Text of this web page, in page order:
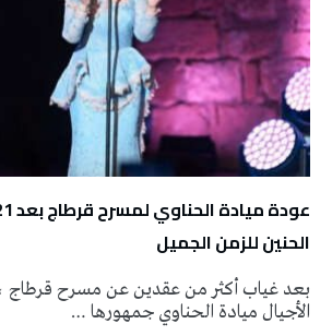
الحنين للزمن الجميل
بعد غياب أكثر من عقدين عن مسرح
الأجيال ميادة الحناوي جمهورها …